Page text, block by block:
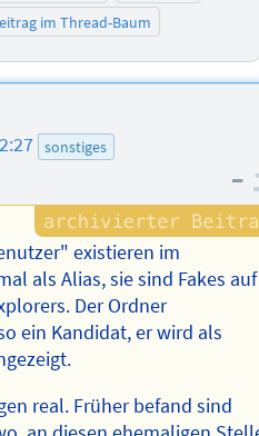
im Thread-Baum
sonstiges
–
existieren im
als Alias, sie sind Fakes auf
Der Ordner
ein Kandidat, er wird als
real. Früher befand sind